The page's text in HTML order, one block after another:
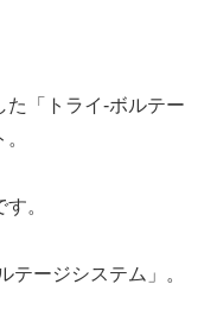
た「トライ-ボルテー
。
テージシステム」。